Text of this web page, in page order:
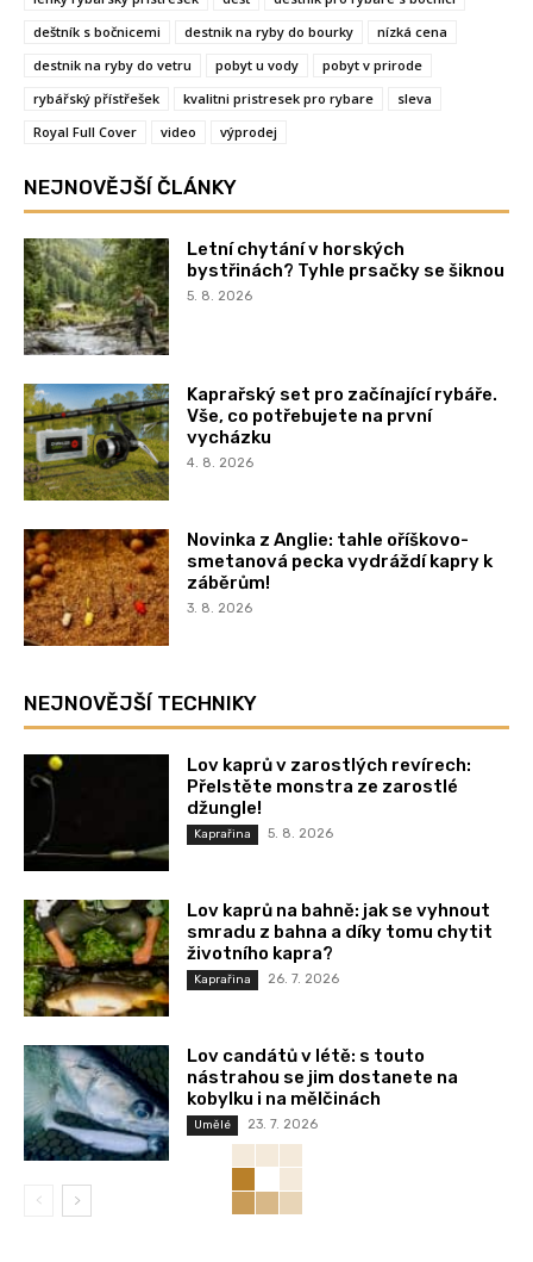
deštník s bočnicemi
destnik na ryby do bourky
nízká cena
destnik na ryby do vetru
pobyt u vody
pobyt v prirode
rybářský přístřešek
kvalitni pristresek pro rybare
sleva
Royal Full Cover
video výprodej
NEJNOVĚJŠÍ ČLÁNKY
Letní chytání v horských
bystřinách? Tyhle prsačky se šiknou
5. 8. 2026
Kaprařský set pro začínající rybáře.
Vše, co potřebujete na první
vycházku
4. 8. 2026
Novinka z Anglie: tahle oříškovo-
smetanová pecka vydráždí kapry k
záběrům!
3. 8. 2026
NEJNOVĚJŠÍ TECHNIKY
Lov kaprů v zarostlých revírech:
Přelstěte monstra ze zarostlé
džungle!
Kaprařina 5. 8. 2026
Lov kaprů na bahně: jak se vyhnout
smradu z bahna a díky tomu chytit
životního kapra?
Kaprařina 26. 7. 2026
Lov candátů v létě: s touto
nástrahou se jim dostanete na
kobylku i na mělčinách
Umělé 23. 7. 2026